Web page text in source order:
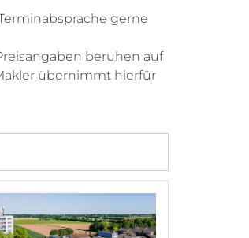
gerne
beruhen auf
übernimmt hierfür